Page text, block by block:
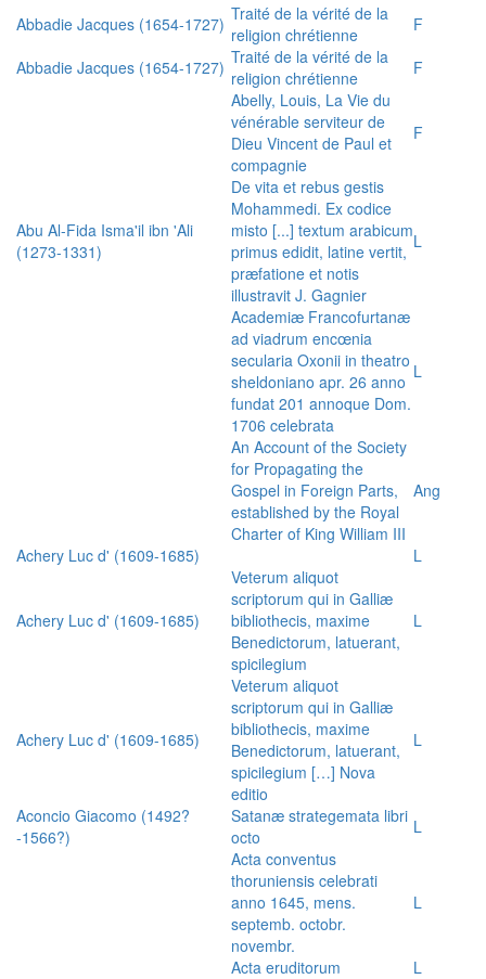
Abbadie Jacques (1654-1727) Traité de la vérité de la
religion chrétienne
F
Abbadie Jacques (1654-1727) Traité de la vérité de la
religion chrétienne
F
Abelly, Louis, La Vie du
vénérable serviteur de
Dieu Vincent de Paul et
compagnie
F
Abu Al-Fida Isma'il ibn 'Ali
(1273-1331)
De vita et rebus gestis
Mohammedi. Ex codice
misto [...] textum arabicum
primus edidit, latine vertit,
præfatione et notis
illustravit J. Gagnier
L
Academiæ Francofurtanæ
ad viadrum encœnia
secularia Oxonii in theatro
sheldoniano apr. 26 anno
fundat 201 annoque Dom.
1706 celebrata
L
An Account of the Society
for Propagating the
Gospel in Foreign Parts,
established by the Royal
Charter of King William III
Ang
Achery Luc d' (1609-1685) L
Achery Luc d' (1609-1685)
Veterum aliquot
scriptorum qui in Galliæ
bibliothecis, maxime
Benedictorum, latuerant,
spicilegium
L
Achery Luc d' (1609-1685)
Veterum aliquot
scriptorum qui in Galliæ
bibliothecis, maxime
Benedictorum, latuerant,
spicilegium […] Nova
editio
L
Aconcio Giacomo (1492?
-1566?)
Satanæ strategemata libri
octo
L
Acta conventus
thoruniensis celebrati
anno 1645, mens.
septemb. octobr.
novembr.
L
Acta eruditorum
L